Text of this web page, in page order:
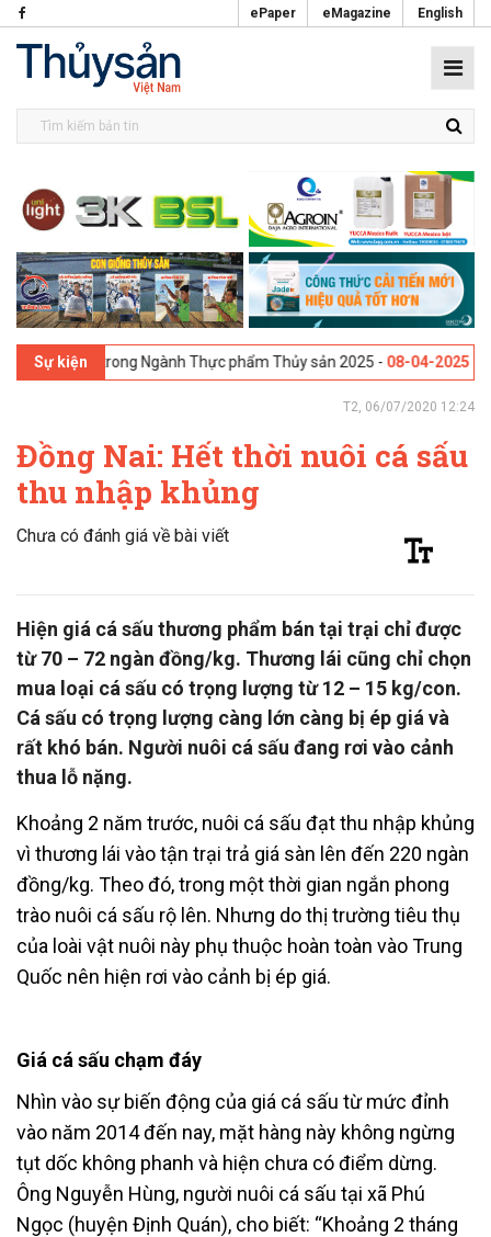
ePaper eMagazine English
Sự kiện
tạo trong Ngành Thực phẩm Thủy sản 2025 -08-04-2025 Galway,
T2, 06/07/2020 12:24
Đồng Nai: Hết thời nuôi cá sấu
thu nhập khủng
Chưa có đánh giá về bài viết
Hiện giá cá sấu thương phẩm bán tại trại chỉ được
từ 70 – 72 ngàn đồng/kg. Thương lái cũng chỉ chọn
mua loại cá sấu có trọng lượng từ 12 – 15 kg/con.
Cá sấu có trọng lượng càng lớn càng bị ép giá và
rất khó bán. Người nuôi cá sấu đang rơi vào cảnh
thua lỗ nặng.
Khoảng 2 năm trước, nuôi cá sấu đạt thu nhập khủng
vì thương lái vào tận trại trả giá sàn lên đến 220 ngàn
đồng/kg. Theo đó, trong một thời gian ngắn phong
trào nuôi cá sấu rộ lên. Nhưng do thị trường tiêu thụ
của loài vật nuôi này phụ thuộc hoàn toàn vào Trung
Quốc nên hiện rơi vào cảnh bị ép giá.
Giá cá sấu chạm đáy
Nhìn vào sự biến động của giá cá sấu từ mức đỉnh
vào năm 2014 đến nay, mặt hàng này không ngừng
tụt dốc không phanh và hiện chưa có điểm dừng.
Ông Nguyễn Hùng, người nuôi cá sấu tại xã Phú
Ngọc (huyện Định Quán), cho biết: “Khoảng 2 tháng